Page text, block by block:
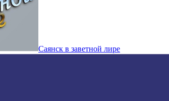
Саянск в заветной лире